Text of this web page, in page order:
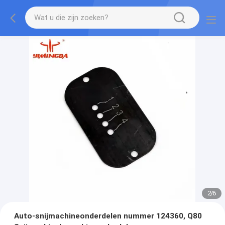
2/6
Auto-snijmachineonderdelen nummer 124360, Q80